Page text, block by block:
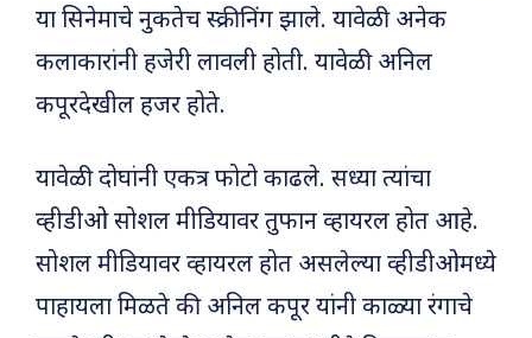
या सिनेमाचे नुकतेच स्क्रीनिंग झाले. यावेळी अनेक
कलाकारांनी हजेरी लावली होती. यावेळी अनिल
कपूरदेखील हजर होते.
यावेळी दोघांनी एकत्र फोटो काढले. सध्या त्यांचा
व्हीडीओ सोशल मीडियावर तुफान व्हायरल होत आहे.
सोशल मीडियावर व्हायरल होत असलेल्या व्हीडीओमध्ये
पाहायला मिळते की अनिल कपूर यांनी काळ्या रंगाचे